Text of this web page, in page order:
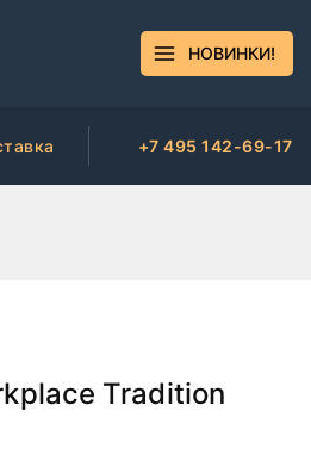
НОВИНКИ!
+7 495 142-69-17
Tradition